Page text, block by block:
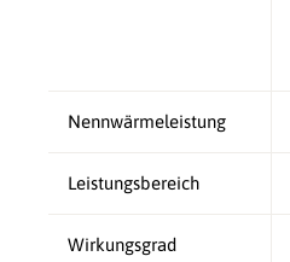
Nennwärmeleistung
Leistungsbereich
Wirkungsgrad